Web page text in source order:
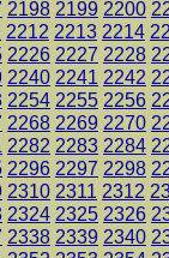
2198 2199 2200
2212 2213 2214
2226 2227 2228
2240 2241 2242
2254 2255 2256
2268 2269 2270
2282 2283 2284
2296 2297 2298
2310 2311 2312
2324 2325 2326
2338 2339 2340